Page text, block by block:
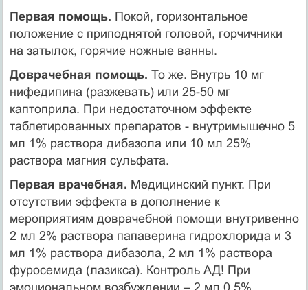
Первая помощь. Покой, горизонтальное
положение с приподнятой головой, горчичники
на затылок, горячие ножные ванны.
Доврачебная помощь. То же. Внутрь 10 мг
нифедипина (разжевать) или 25-50 мг
каптоприла. При недостаточном эффекте
таблетированных препаратов - внутримышечно 5
мл 1% раствора дибазола или 10 мл 25%
раствора магния сульфата.
Первая врачебная. Медицинский пункт. При
отсутствии эффекта в дополнение к
мероприятиям доврачебной помощи внутривенно
2 мл 2% раствора папаверина гидрохлорида и 3
мл 1% раствора дибазола, 2 мл 1% раствора
фуросемида (лазикса). Контроль АД! При
эмоциональном возбуждении – 2 мл 0,5%